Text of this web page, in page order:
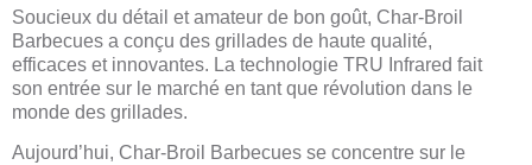
Soucieux du détail et amateur de bon goût, Char-Broil
Barbecues a conçu des grillades de haute qualité,
efficaces et innovantes. La technologie TRU Infrared fait
son entrée sur le marché en tant que révolution dans le
monde des grillades.
Aujourd’hui, Char-Broil Barbecues se concentre sur le